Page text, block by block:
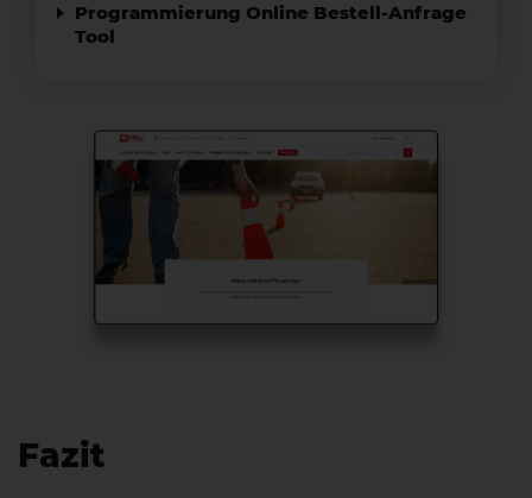
Programmierung Online Bestell-Anfrage
Tool
Fazit